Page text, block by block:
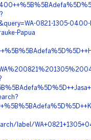
0821-1305-0400-
Papua
label/